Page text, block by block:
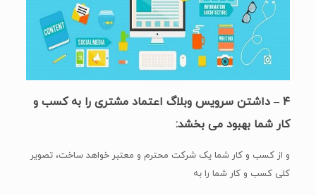
۴ – داشتن سرویس وبلاگ اعتماد مشتری را به کسب و
کار شما بهبود می بخشد:
و از کسب و کار شما یک شرکت محترم و معتبر خواهد ساخت، تصویر
کلی کسب و کار شما را به